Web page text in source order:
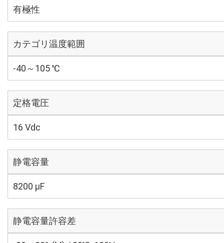
有極性
カテゴリ温度範囲
-40～105 ℃
定格電圧
16 Vdc
静電容量
8200 µF
静電容量許容差